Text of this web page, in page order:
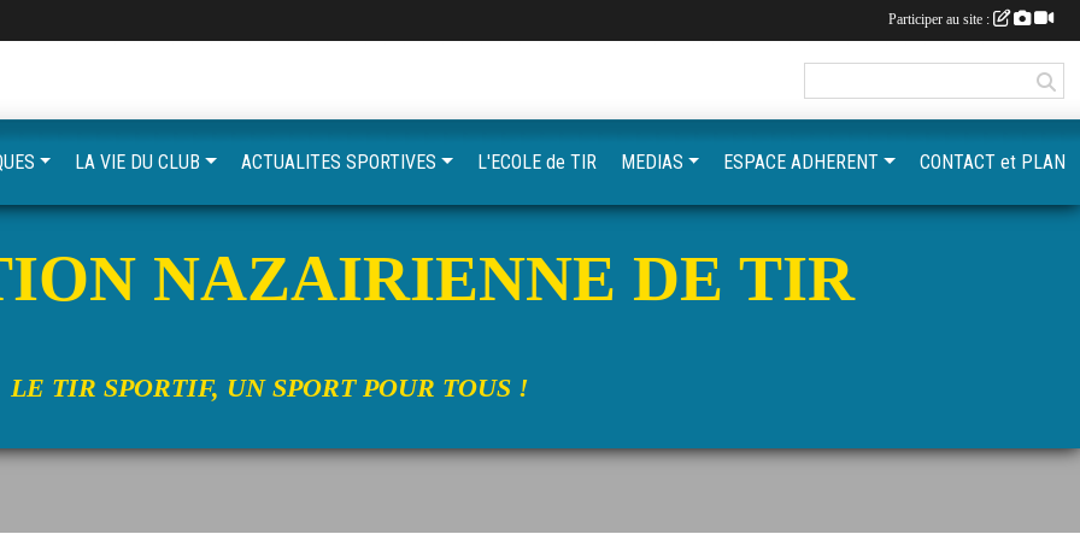
NAZAIRIENNE DE TIR
LE TIR SPORTIF, UN SPORT POUR TOUS !
LA VIE DU CLUB ACTUALITES SPORTIVES L'ECOLE de TIR MEDIAS ESPACE ADHERENT CONTACT et PLAN
Participer au site :